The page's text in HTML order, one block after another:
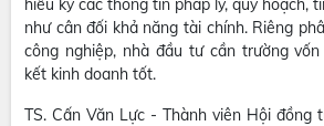
hiểu kỹ các thông tin pháp lý, quy hoạch,
như cân đối khả năng tài chính. Riêng
công nghiệp, nhà đầu tư cần trường
kết kinh doanh tốt.
TS. Cấn Văn Lực - Thành viên Hội đồng